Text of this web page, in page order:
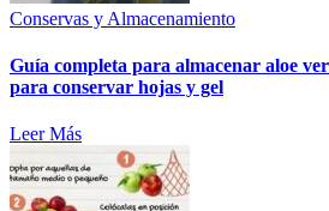
Conservas y Almacenamiento
Guía completa para almacenar aloe
para conservar hojas y gel
Leer Más